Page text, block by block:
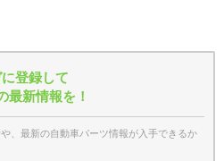
登録して
最新情報を！
、最新の自動車パーツ情報が入手できるか